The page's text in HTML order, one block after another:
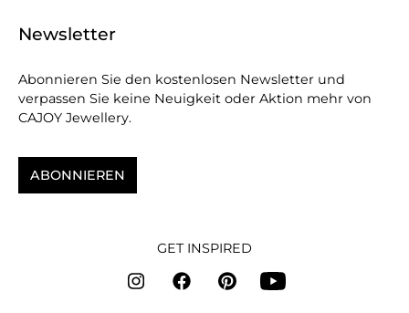
Newsletter
Abonnieren Sie den kostenlosen Newsletter und
verpassen Sie keine Neuigkeit oder Aktion mehr von
CAJOY Jewellery.
ABONNIEREN
GET INSPIRED